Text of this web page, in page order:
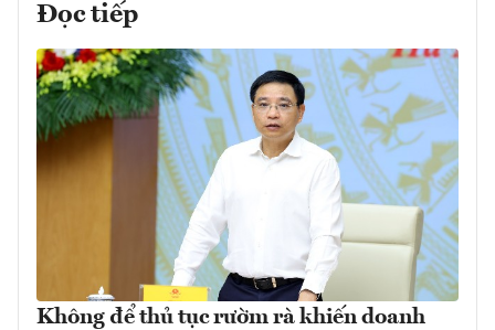
Đọc tiếp
Không để thủ tục rườm rà khiến doanh